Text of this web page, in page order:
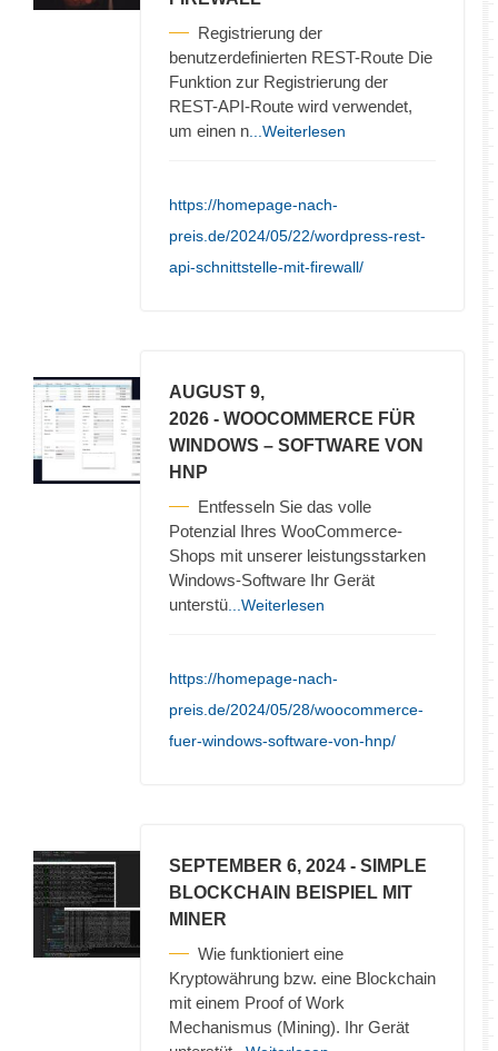
Registrierung der
benutzerdefinierten REST-Route Die
Funktion zur Registrierung der
REST-API-Route wird verwendet,
um einen n ...Weiterlesen
https://homepage-nach-
preis.de/2024/05/22/wordpress-rest-
api-schnittstelle-mit-firewall/
AUGUST 9,
2026 - WOOCOMMERCE FÜR
WINDOWS – SOFTWARE VON
HNP
Entfesseln Sie das volle
Potenzial Ihres WooCommerce-
Shops mit unserer leistungsstarken
Windows-Software Ihr Gerät
unterstü ...Weiterlesen
https://homepage-nach-
preis.de/2024/05/28/woocommerce-
fuer-windows-software-von-hnp/
SEPTEMBER 6, 2024 - SIMPLE
BLOCKCHAIN BEISPIEL MIT
MINER
Wie funktioniert eine
Kryptowährung bzw. eine Blockchain
mit einem Proof of Work
Mechanismus (Mining). Ihr Gerät